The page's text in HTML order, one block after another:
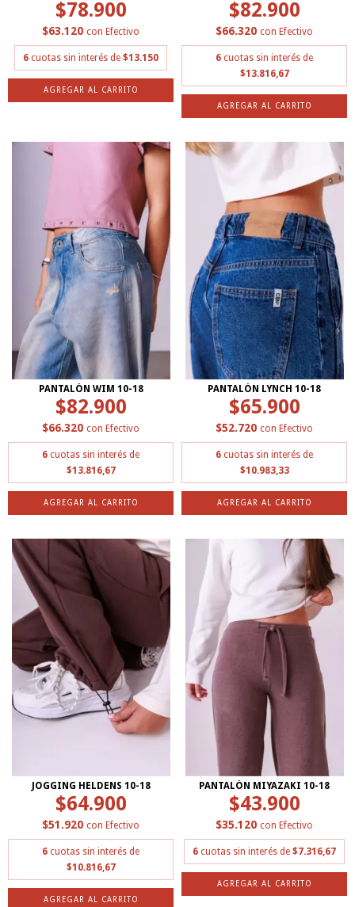
$78.900
$63.120 con Efectivo
6 cuotas sin interés de $13.150
AGREGAR AL CARRITO
$82.900
$66.320 con Efectivo
6 cuotas sin interés de
$13.816,67
AGREGAR AL CARRITO
PANTALÓN WIM 10-18
$82.900
$66.320 con Efectivo
6 cuotas sin interés de
$13.816,67
AGREGAR AL CARRITO
PANTALÓN LYNCH 10-18
$65.900
$52.720 con Efectivo
6 cuotas sin interés de
$10.983,33
AGREGAR AL CARRITO
JOGGING HELDENS 10-18
$64.900
$51.920 con Efectivo
6 cuotas sin interés de
$10.816,67
AGREGAR AL CARRITO
PANTALÓN MIYAZAKI 10-18
$43.900
$35.120 con Efectivo
6 cuotas sin interés de $7.316,67
AGREGAR AL CARRITO